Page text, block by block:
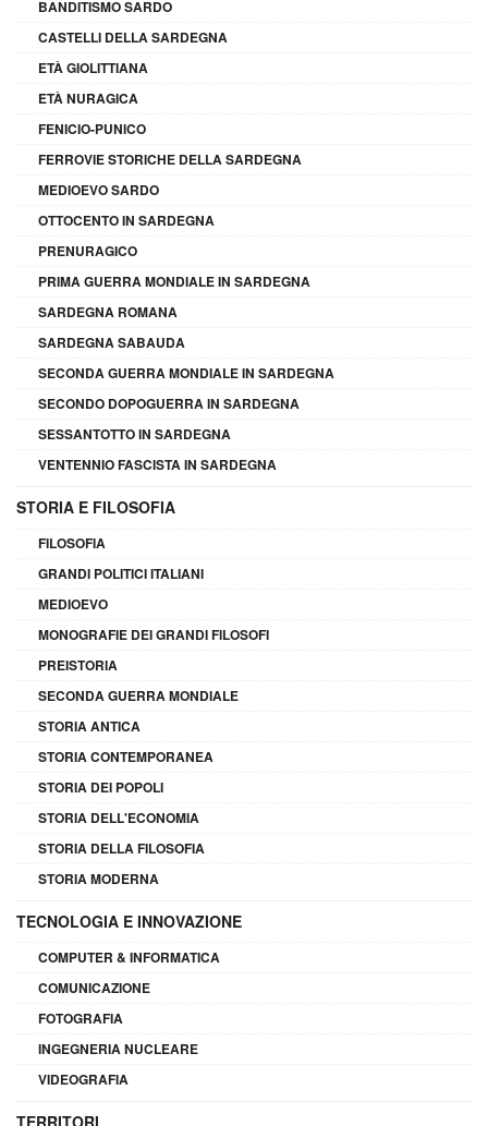
BANDITISMO SARDO
CASTELLI DELLA SARDEGNA
ETÀ GIOLITTIANA
ETÀ NURAGICA
FENICIO-PUNICO
FERROVIE STORICHE DELLA SARDEGNA
MEDIOEVO SARDO
OTTOCENTO IN SARDEGNA
PRENURAGICO
PRIMA GUERRA MONDIALE IN SARDEGNA
SARDEGNA ROMANA
SARDEGNA SABAUDA
SECONDA GUERRA MONDIALE IN SARDEGNA
SECONDO DOPOGUERRA IN SARDEGNA
SESSANTOTTO IN SARDEGNA
VENTENNIO FASCISTA IN SARDEGNA
STORIA E FILOSOFIA
FILOSOFIA
GRANDI POLITICI ITALIANI
MEDIOEVO
MONOGRAFIE DEI GRANDI FILOSOFI
PREISTORIA
SECONDA GUERRA MONDIALE
STORIA ANTICA
STORIA CONTEMPORANEA
STORIA DEI POPOLI
STORIA DELL'ECONOMIA
STORIA DELLA FILOSOFIA
STORIA MODERNA
TECNOLOGIA E INNOVAZIONE
COMPUTER & INFORMATICA
COMUNICAZIONE
FOTOGRAFIA
INGEGNERIA NUCLEARE
VIDEOGRAFIA
TERRITORI